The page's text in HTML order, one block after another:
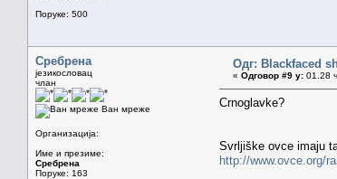
Поруке: 500
Сребрена
језикословац
члан
Ван мреже
Организација:
Име и презиме:
Сребрена
Поруке: 163
Одг: Blackfaced
« Одговор #9 у: 01.28
Crnoglavke?
Svrljiške ovce imaju
http://www.ovce.org/